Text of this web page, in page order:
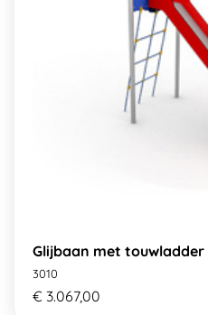
Glijbaan met touwladder
3010
€ 3.067,00